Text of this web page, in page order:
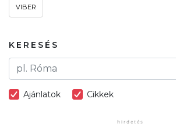
VIBER
KERESÉS
Ajánlatok Cikkek